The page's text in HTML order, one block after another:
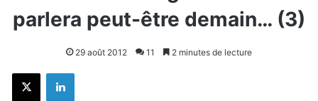
parlera peut-être demain… (3)
29 août 2012 11 2 minutes de lecture
X Linkedin